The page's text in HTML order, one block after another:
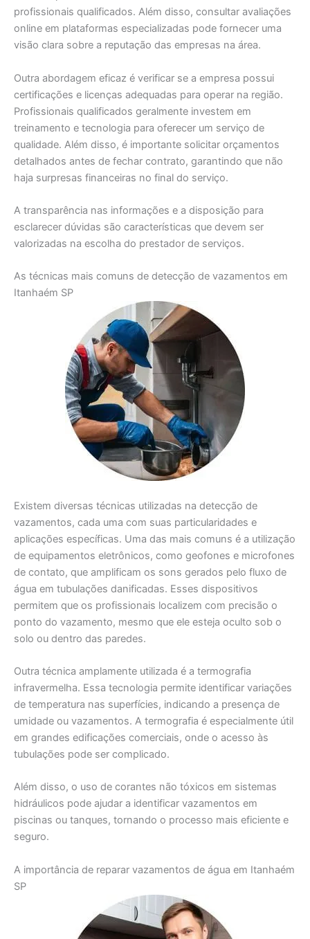
profissionais qualificados. Além disso, consultar avaliações
online em plataformas especializadas pode fornecer uma
visão clara sobre a reputação das empresas na área.
Outra abordagem eficaz é verificar se a empresa possui
certificações e licenças adequadas para operar na região.
Profissionais qualificados geralmente investem em
treinamento e tecnologia para oferecer um serviço de
qualidade. Além disso, é importante solicitar orçamentos
detalhados antes de fechar contrato, garantindo que não
haja surpresas financeiras no final do serviço.
A transparência nas informações e a disposição para
esclarecer dúvidas são características que devem ser
valorizadas na escolha do prestador de serviços.
As técnicas mais comuns de detecção de vazamentos em
Itanhaém SP
Existem diversas técnicas utilizadas na detecção de
vazamentos, cada uma com suas particularidades e
aplicações específicas. Uma das mais comuns é a utilização
de equipamentos eletrônicos, como geofones e microfones
de contato, que amplificam os sons gerados pelo fluxo de
água em tubulações danificadas. Esses dispositivos
permitem que os profissionais localizem com precisão o
ponto do vazamento, mesmo que ele esteja oculto sob o
solo ou dentro das paredes.
Outra técnica amplamente utilizada é a termografia
infravermelha. Essa tecnologia permite identificar variações
de temperatura nas superfícies, indicando a presença de
umidade ou vazamentos. A termografia é especialmente útil
em grandes edificações comerciais, onde o acesso às
tubulações pode ser complicado.
Além disso, o uso de corantes não tóxicos em sistemas
hidráulicos pode ajudar a identificar vazamentos em
piscinas ou tanques, tornando o processo mais eficiente e
seguro.
A importância de reparar vazamentos de água em Itanhaém
SP